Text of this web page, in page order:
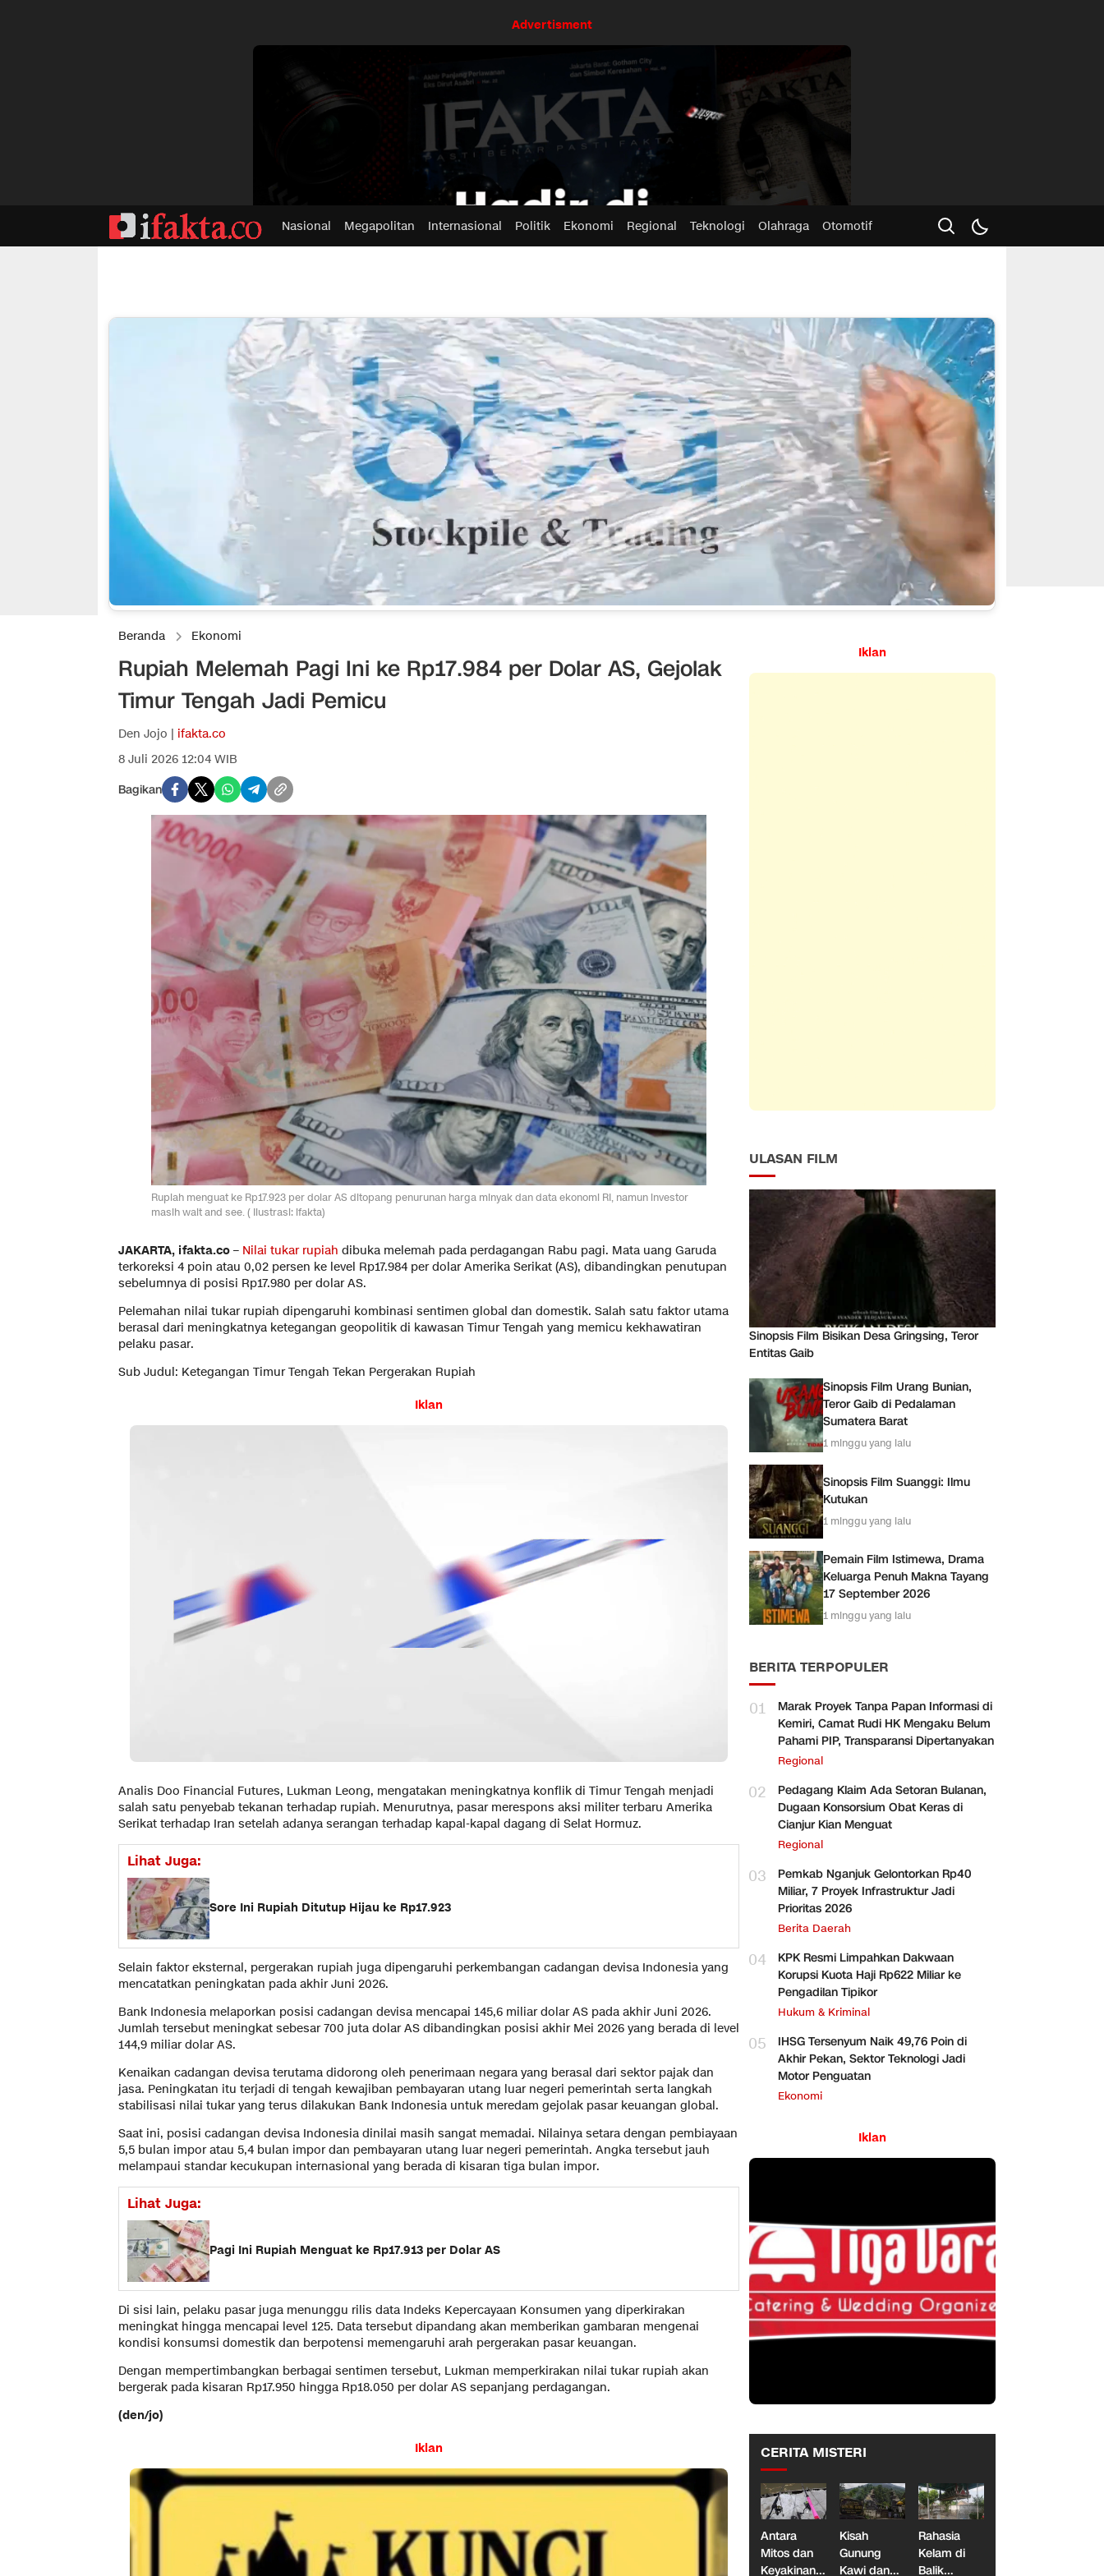
Advertisment
Nasional Megapolitan Internasional Politik Ekonomi Regional Teknologi Olahraga Otomotif
Beranda Ekonomi
Rupiah Melemah Pagi Ini ke Rp17.984 per Dolar AS, Gejolak
Timur Tengah Jadi Pemicu
Den Jojo | ifakta.co
8 Juli 2026 12:04 WIB
Bagikan
Rupiah menguat ke Rp17.923 per dolar AS ditopang penurunan harga minyak dan data ekonomi RI, namun investor
masih wait and see. ( Ilustrasi: ifakta)
JAKARTA, ifakta.co – Nilai tukar rupiah dibuka melemah pada perdagangan Rabu pagi. Mata uang Garuda
terkoreksi 4 poin atau 0,02 persen ke level Rp17.984 per dolar Amerika Serikat (AS), dibandingkan penutupan
sebelumnya di posisi Rp17.980 per dolar AS.
Pelemahan nilai tukar rupiah dipengaruhi kombinasi sentimen global dan domestik. Salah satu faktor utama
berasal dari meningkatnya ketegangan geopolitik di kawasan Timur Tengah yang memicu kekhawatiran
pelaku pasar.
Sub Judul: Ketegangan Timur Tengah Tekan Pergerakan Rupiah
Iklan
Analis Doo Financial Futures, Lukman Leong, mengatakan meningkatnya konflik di Timur Tengah menjadi
salah satu penyebab tekanan terhadap rupiah. Menurutnya, pasar merespons aksi militer terbaru Amerika
Serikat terhadap Iran setelah adanya serangan terhadap kapal-kapal dagang di Selat Hormuz.
Lihat Juga:
Sore Ini Rupiah Ditutup Hijau ke Rp17.923
Selain faktor eksternal, pergerakan rupiah juga dipengaruhi perkembangan cadangan devisa Indonesia yang
mencatatkan peningkatan pada akhir Juni 2026.
Bank Indonesia melaporkan posisi cadangan devisa mencapai 145,6 miliar dolar AS pada akhir Juni 2026.
Jumlah tersebut meningkat sebesar 700 juta dolar AS dibandingkan posisi akhir Mei 2026 yang berada di level
144,9 miliar dolar AS.
Kenaikan cadangan devisa terutama didorong oleh penerimaan negara yang berasal dari sektor pajak dan
jasa. Peningkatan itu terjadi di tengah kewajiban pembayaran utang luar negeri pemerintah serta langkah
stabilisasi nilai tukar yang terus dilakukan Bank Indonesia untuk meredam gejolak pasar keuangan global.
Saat ini, posisi cadangan devisa Indonesia dinilai masih sangat memadai. Nilainya setara dengan pembiayaan
5,5 bulan impor atau 5,4 bulan impor dan pembayaran utang luar negeri pemerintah. Angka tersebut jauh
melampaui standar kecukupan internasional yang berada di kisaran tiga bulan impor.
Lihat Juga:
Pagi Ini Rupiah Menguat ke Rp17.913 per Dolar AS
Di sisi lain, pelaku pasar juga menunggu rilis data Indeks Kepercayaan Konsumen yang diperkirakan
meningkat hingga mencapai level 125. Data tersebut dipandang akan memberikan gambaran mengenai
kondisi konsumsi domestik dan berpotensi memengaruhi arah pergerakan pasar keuangan.
Dengan mempertimbangkan berbagai sentimen tersebut, Lukman memperkirakan nilai tukar rupiah akan
bergerak pada kisaran Rp17.950 hingga Rp18.050 per dolar AS sepanjang perdagangan.
(den/jo)
Iklan
Iklan
ULASAN FILM
Sinopsis Film Bisikan Desa Gringsing, Teror
Entitas Gaib
Sinopsis Film Urang Bunian,
Teror Gaib di Pedalaman
Sumatera Barat
1 minggu yang lalu
Sinopsis Film Suanggi: Ilmu
Kutukan
1 minggu yang lalu
Pemain Film Istimewa, Drama
Keluarga Penuh Makna Tayang
17 September 2026
1 minggu yang lalu
BERITA TERPOPULER
01
Marak Proyek Tanpa Papan Informasi di
Kemiri, Camat Rudi HK Mengaku Belum
Pahami PIP, Transparansi Dipertanyakan
Regional
02
Pedagang Klaim Ada Setoran Bulanan,
Dugaan Konsorsium Obat Keras di
Cianjur Kian Menguat
Regional
03
Pemkab Nganjuk Gelontorkan Rp40
Miliar, 7 Proyek Infrastruktur Jadi
Prioritas 2026
Berita Daerah
04
KPK Resmi Limpahkan Dakwaan
Korupsi Kuota Haji Rp622 Miliar ke
Pengadilan Tipikor
Hukum & Kriminal
05
IHSG Tersenyum Naik 49,76 Poin di
Akhir Pekan, Sektor Teknologi Jadi
Motor Penguatan
Ekonomi
Iklan
CERITA MISTERI
Antara
Mitos dan
Keyakinan,
Kisah
Gunung
Kawi dan
Rahasia
Kelam di
Balik